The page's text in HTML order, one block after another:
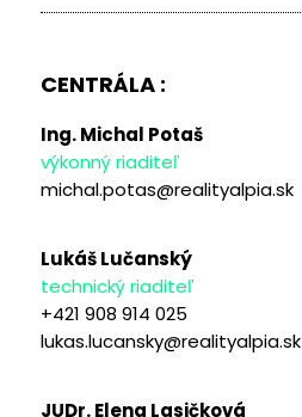
CENTRÁLA :
Ing. Michal Potaš
výkonný riaditeľ
michal.potas@realityalpia.sk
Lukáš Lučanský
technický riaditeľ
+421 908 914 025
lukas.lucansky@realityalpia.sk
JUDr. Elena Lasičková